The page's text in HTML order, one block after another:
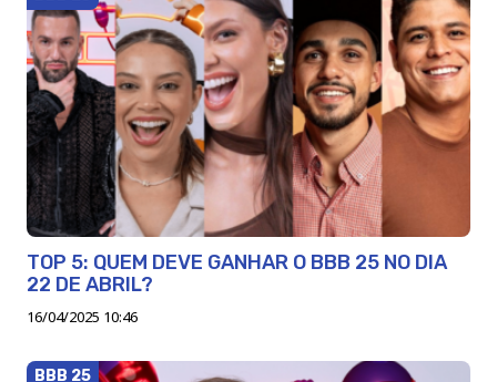
TOP 5: QUEM DEVE GANHAR O BBB 25 NO DIA
22 DE ABRIL?
16/04/2025 10:46
BBB 25